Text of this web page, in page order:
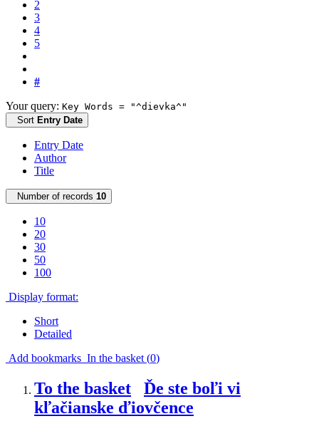
2
3
4
5
#
Your query: Key Words = "^dievka^"
Sort Entry Date
Entry Date
Author
Title
Number of records 10
10
20
30
50
100
Display format:
Short
Detailed
Add bookmarks In the basket (0)
To the basket
Ďe ste boľi vi
kľačianske ďiovčence